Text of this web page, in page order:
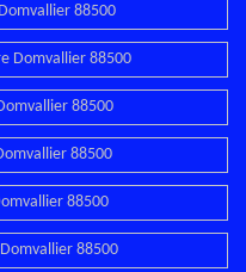
88500
Domvallier 88500
88500
88500
88500
88500